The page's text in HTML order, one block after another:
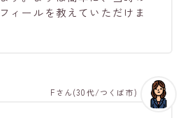
ィールを教えていただけま
Fさん(30代/つくば市)